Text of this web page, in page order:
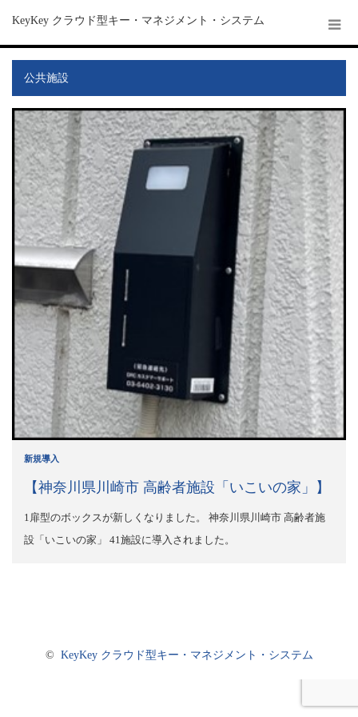
KeyKey クラウド型キー・マネジメント・システム
公共施設
新規導入
【神奈川県川崎市 高齢者施設「いこいの家」】
1扉型のボックスが新しくなりました。 神奈川県川崎市 高齢者施
設「いこいの家」 41施設に導入されました。
© KeyKey クラウド型キー・マネジメント・システム